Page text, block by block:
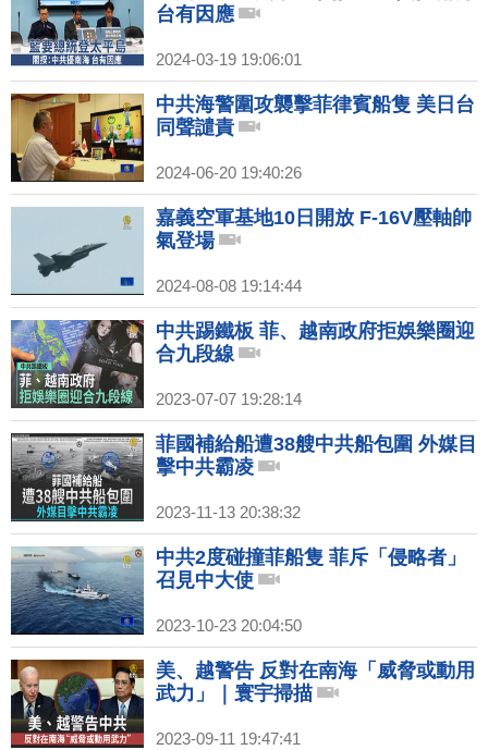
台有因應
2024-03-19 19:06:01
中共海警圍攻襲擊菲律賓船隻 美日台
同聲譴責
2024-06-20 19:40:26
嘉義空軍基地10日開放 F-16V壓軸帥
氣登場
2024-08-08 19:14:44
中共踢鐵板 菲、越南政府拒娛樂圈迎
合九段線
2023-07-07 19:28:14
菲國補給船遭38艘中共船包圍 外媒目
擊中共霸凌
2023-11-13 20:38:32
中共2度碰撞菲船隻 菲斥「侵略者」
召見中大使
2023-10-23 20:04:50
美、越警告 反對在南海「威脅或動用
武力」｜寰宇掃描
2023-09-11 19:47:41